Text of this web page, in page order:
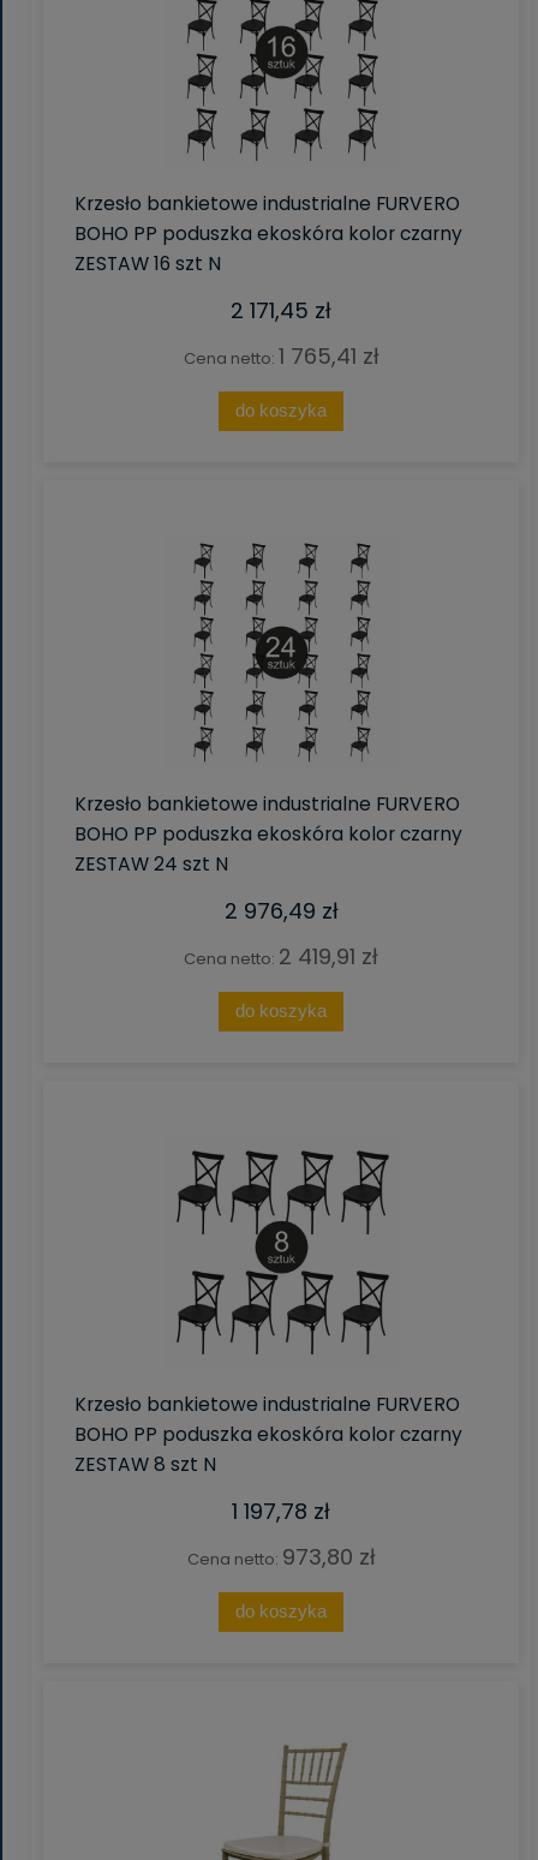
Krzesło bankietowe industrialne FURVERO
BOHO PP poduszka ekoskóra kolor czarny
ZESTAW 16 szt N
2 171,45 zł
Cena netto: 1 765,41 zł
do koszyka
Krzesło bankietowe industrialne FURVERO
BOHO PP poduszka ekoskóra kolor czarny
ZESTAW 24 szt N
2 976,49 zł
Cena netto: 2 419,91 zł
do koszyka
Krzesło bankietowe industrialne FURVERO
BOHO PP poduszka ekoskóra kolor czarny
ZESTAW 8 szt N
1 197,78 zł
Cena netto: 973,80 zł
do koszyka